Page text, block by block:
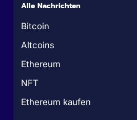
Alle Nachrichten
Bitcoin
Altcoins
Ethereum
NFT
Ethereum kaufen